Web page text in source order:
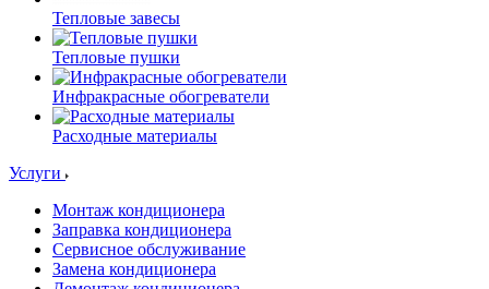
Тепловые завесы
Тепловые пушки
Инфракрасные обогреватели
Расходные материалы
Услуги
Монтаж кондиционера
Заправка кондиционера
Сервисное обслуживание
Замена кондиционера